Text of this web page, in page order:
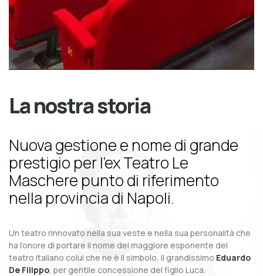
La nostra storia
Nuova gestione e nome di grande
prestigio per l’ex Teatro Le
Maschere punto di riferimento
nella provincia di Napoli.
Un teatro rinnovato nella sua veste e nella sua personalità che
ha l’onore di portare il nome del maggiore esponente del
teatro italiano colui che ne è il simbolo, il grandissimo Eduardo
De Filippo, per gentile concessione del figlio Luca.